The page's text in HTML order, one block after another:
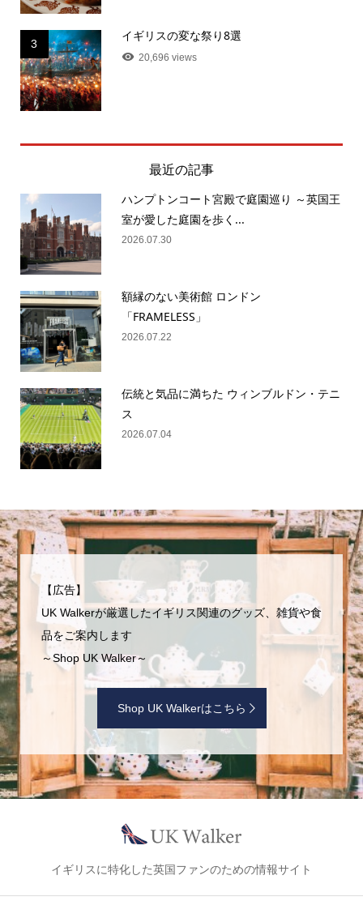
3
イギリスの変な祭り8選
20,696 views
最近の記事
ハンプトンコート宮殿で庭園巡り ～英国王
室が愛した庭園を歩く...
2026.07.30
額縁のない美術館 ロンドン
「FRAMELESS」
2026.07.22
伝統と気品に満ちた ウィンブルドン・テニ
ス
2026.07.04
【広告】
UK Walkerが厳選したイギリス関連のグッズ、雑貨や食
品をご案内します
～Shop UK Walker～
Shop UK Walkerはこちら
イギリスに特化した英国ファンのための情報サイト